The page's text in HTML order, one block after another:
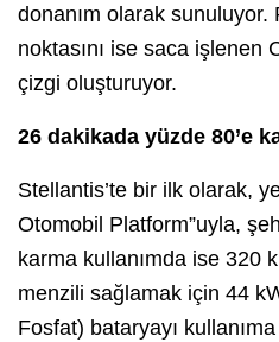
donanım olarak sunuluyor.
noktasını ise saca işlenen
çizgi oluşturuyor.
26 dakikada yüzde 80’e
Stellantis’te bir ilk olarak,
Otomobil Platform”uyla,
karma kullanımda ise 320
menzili sağlamak için 44
Fosfat) bataryayı